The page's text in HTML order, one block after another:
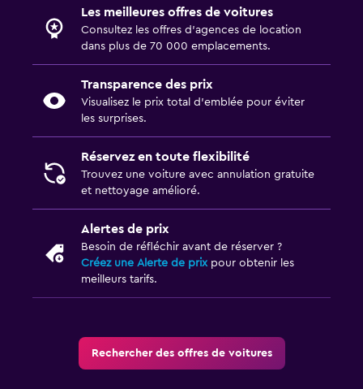
Les meilleures offres de voitures
Consultez les offres d’agences de location
dans plus de 70 000 emplacements.
Transparence des prix
Visualisez le prix total d’emblée pour éviter
les surprises.
Réservez en toute flexibilité
Trouvez une voiture avec annulation gratuite
et nettoyage amélioré.
Alertes de prix
Besoin de réfléchir avant de réserver ?
Créez une Alerte de prixpour obtenir les
meilleurs tarifs.
Rechercher des offres de voitures